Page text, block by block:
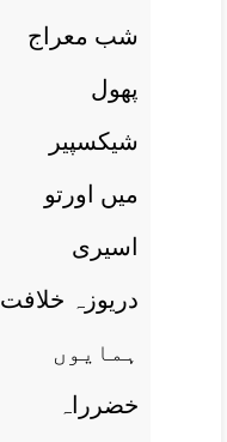
شب معراج
پھول
شيکسپير
ميں اورتو
اسيری
دريوزہ خلافت
ہمايوں
خضرراہ